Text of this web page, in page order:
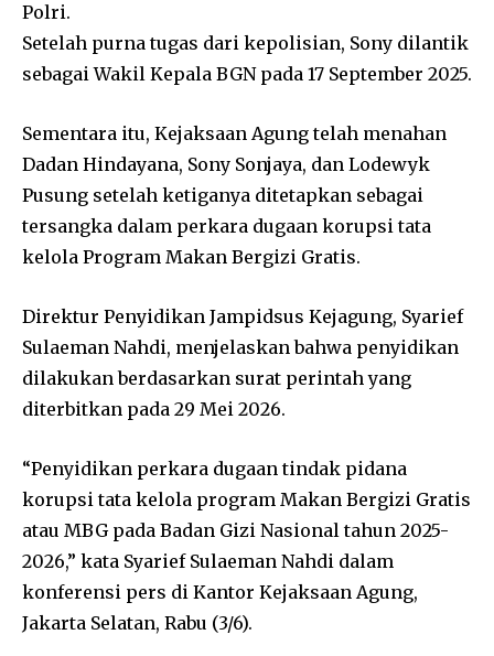
Polri.
Setelah purna tugas dari kepolisian, Sony dilantik
sebagai Wakil Kepala BGN pada 17 September 2025.
Sementara itu, Kejaksaan Agung telah menahan
Dadan Hindayana, Sony Sonjaya, dan Lodewyk
Pusung setelah ketiganya ditetapkan sebagai
tersangka dalam perkara dugaan korupsi tata
kelola Program Makan Bergizi Gratis.
Direktur Penyidikan Jampidsus Kejagung, Syarief
Sulaeman Nahdi, menjelaskan bahwa penyidikan
dilakukan berdasarkan surat perintah yang
diterbitkan pada 29 Mei 2026.
“Penyidikan perkara dugaan tindak pidana
korupsi tata kelola program Makan Bergizi Gratis
atau MBG pada Badan Gizi Nasional tahun 2025-
2026,” kata Syarief Sulaeman Nahdi dalam
konferensi pers di Kantor Kejaksaan Agung,
Jakarta Selatan, Rabu (3/6).